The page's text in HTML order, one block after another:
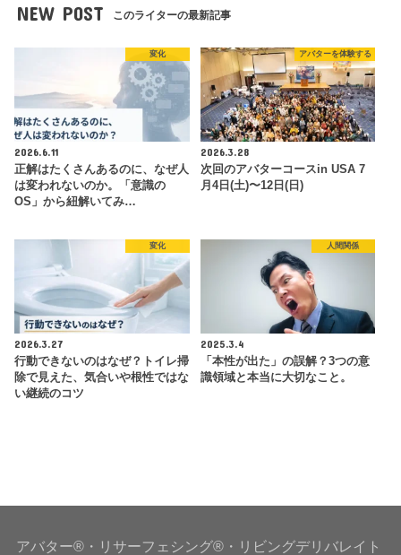
NEW POST このライターの最新記事
変化
2026.6.11
正解はたくさんあるのに、なぜ人
は変われないのか。「意識の
OS」から紐解いてみ…
アバターを体験する
2026.3.28
次回のアバターコースin USA 7
月4日(土)〜12日(日)
変化
2026.3.27
行動できないのはなぜ？トイレ掃
除で見えた、気合いや根性ではな
い継続のコツ
人間関係
2025.3.4
「本性が出た」の誤解？3つの意
識領域と本当に大切なこと。
アバター®・リサーフェシング®・リビングデリバレイト